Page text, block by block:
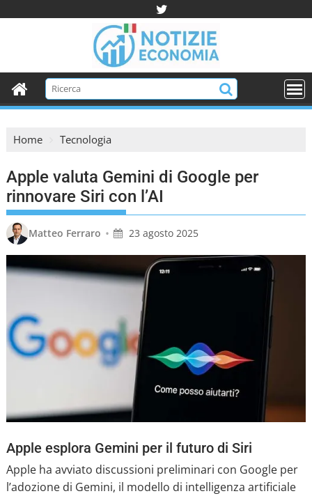
t
c
Home Tecnologia
Apple valuta Gemini di Google per
rinnovare Siri con l’AI
Matteo Ferraro • 23 agosto 2025
Apple esplora Gemini per il futuro di Siri
Apple ha avviato discussioni preliminari con Google per
l’adozione di Gemini, il modello di intelligenza artificiale